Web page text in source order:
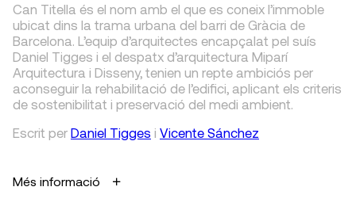
Can Titella és el nom amb el que es coneix l’immoble
ubicat dins la trama urbana del barri de Gràcia de
Barcelona. L’equip d’arquitectes encapçalat pel suís
Daniel Tigges i el despatx d’arquitectura Miparí
Arquitectura i Disseny, tenien un repte ambiciós per
aconseguir la rehabilitació de l’edifici, aplicant els criteris
de sostenibilitat i preservació del medi ambient.
Escrit per Daniel Tigges i Vicente Sánchez
Més informació